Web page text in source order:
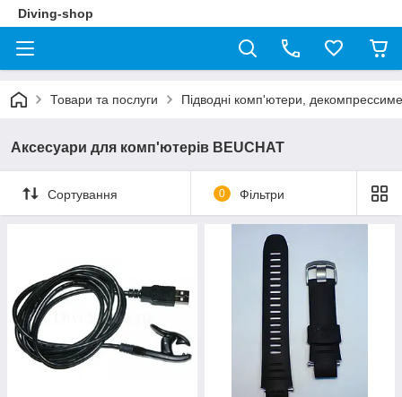
Diving-shop
Товари та послуги Підводні комп'ютери,
Аксесуари для комп'ютерів BEUCHAT
Сортування 0 Фільтри